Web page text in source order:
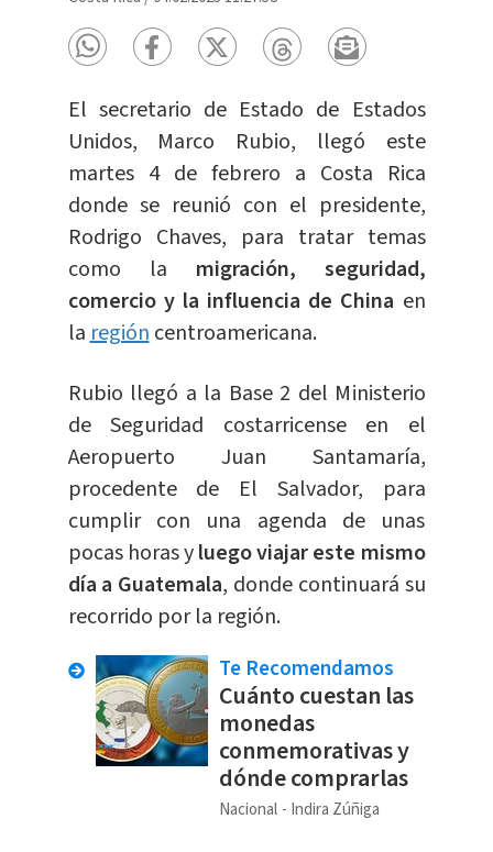
El secretario de Estado de Estados
Unidos, Marco Rubio, llegó este
martes 4 de febrero a Costa Rica
donde se reunió con el presidente,
Rodrigo Chaves, para tratar temas
como la migración, seguridad,
comercio y la influencia de China en
laregióncentroamericana.
Rubio llegó a la Base 2 del Ministerio
de Seguridad costarricense en el
Aeropuerto Juan Santamaría,
procedente de El Salvador, para
cumplir con una agenda de unas
pocas horas yluego viajar este mismo
día a Guatemala, donde continuará su
recorrido por la región.
Te Recomendamos
Cuánto cuestan las
monedas
conmemorativas y
dónde comprarlas
Nacional Indira Zúñiga